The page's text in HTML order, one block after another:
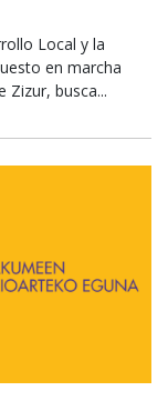
Local y la
en marcha
Zizur, busca...